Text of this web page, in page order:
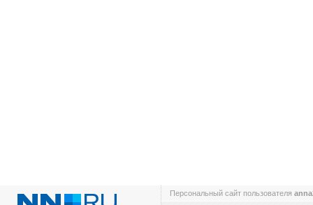
Персональный сайт пользователя